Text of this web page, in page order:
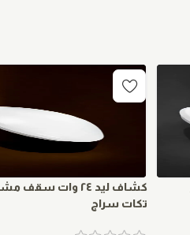
تكات سراج